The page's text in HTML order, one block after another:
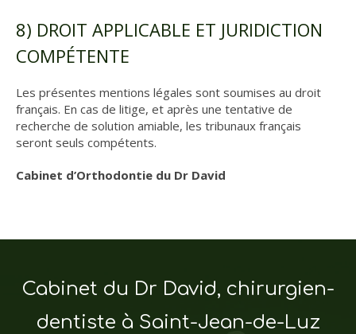
8) DROIT APPLICABLE ET JURIDICTION
COMPÉTENTE
Les présentes mentions légales sont soumises au droit
français. En cas de litige, et après une tentative de
recherche de solution amiable, les tribunaux français
seront seuls compétents.
Cabinet d’Orthodontie du Dr David
Cabinet du Dr David, chirurgien-
dentiste à Saint-Jean-de-Luz